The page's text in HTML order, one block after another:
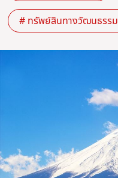
# ทรัพย์สินทางวัฒนธรรม